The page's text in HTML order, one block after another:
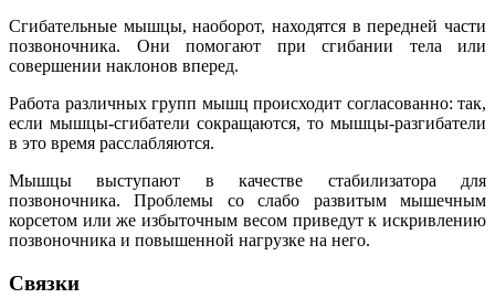
Сгибательные мышцы, наоборот, находятся в передней части
позвоночника. Они помогают при сгибании тела или
совершении наклонов вперед.
Работа различных групп мышц происходит согласованно: так,
если мышцы-сгибатели сокращаются, то мышцы-разгибатели
в это время расслабляются.
Мышцы выступают в качестве стабилизатора для
позвоночника. Проблемы со слабо развитым мышечным
корсетом или же избыточным весом приведут к искривлению
позвоночника и повышенной нагрузке на него.
Связки